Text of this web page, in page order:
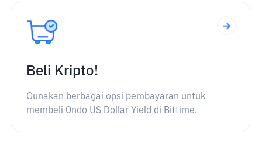
Beli Kripto!
Gunakan berbagai opsi pembayaran untuk
membeli Ondo US Dollar Yield di Bittime.